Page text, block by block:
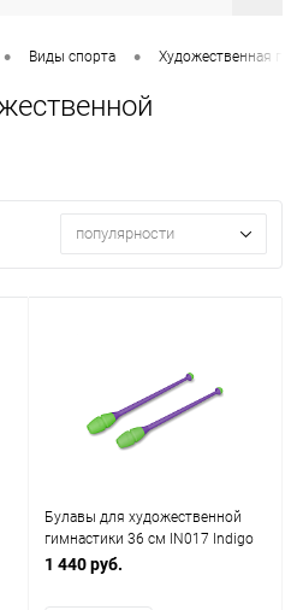
• Виды спорта • Художественная
популярности
Булавы для художественной
гимнастики 36 см IN017 Indigo
1 440 руб.